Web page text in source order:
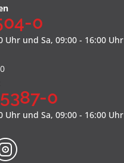
0
Uhr und Sa, 09:00 - 16:00 Uhr
0
Uhr und Sa, 09:00 - 16:00 Uhr